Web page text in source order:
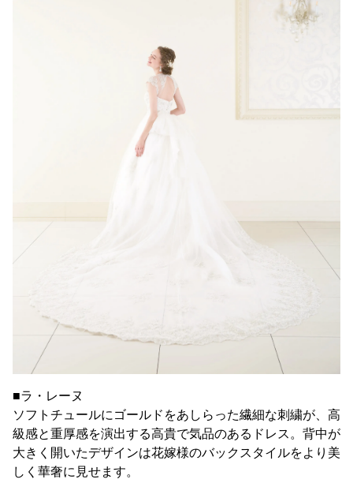
■ラ・レーヌ
ソフトチュールにゴールドをあしらった繊細な刺繍が、高
級感と重厚感を演出する高貴で気品のあるドレス。背中が
大きく開いたデザインは花嫁様のバックスタイルをより美
しく華奢に見せます。